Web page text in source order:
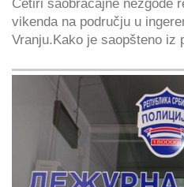
Četiri saobraćajne nezgode
vikenda na području u
Vranju.Kako je saopšteno iz